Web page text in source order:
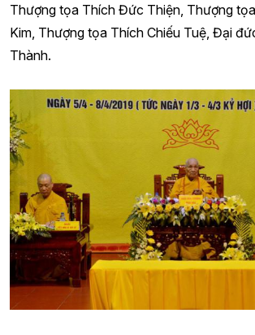
Thượng tọa Thích Đức Thiện, Thượng
Kim, Thượng tọa Thích Chiếu Tuệ, Đại
Thành.